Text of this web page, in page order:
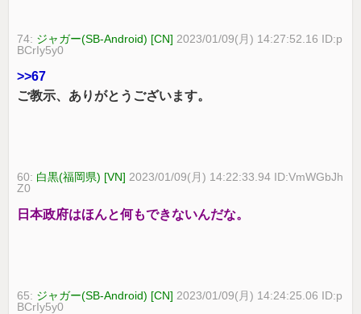
74: ジャガー(SB-Android) [CN] 2023/01/09(月) 14:27:52.16 ID:p
BCrIy5y0
>>67
ご教示、ありがとうございます。
60: 白黒(福岡県) [VN] 2023/01/09(月) 14:22:33.94 ID:VmWGbJh
Z0
日本政府はほんと何もできないんだな。
65: ジャガー(SB-Android) [CN] 2023/01/09(月) 14:24:25.06 ID:p
BCrIy5y0